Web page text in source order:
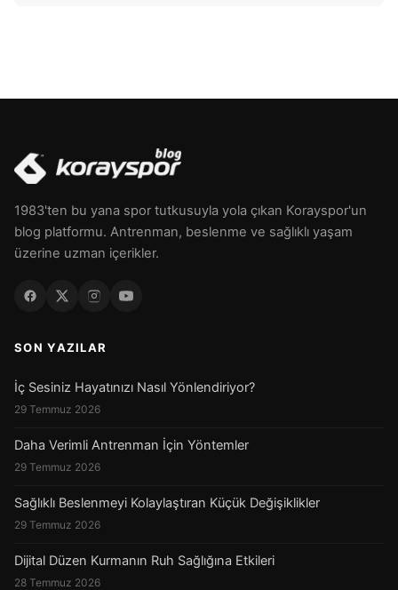
1983'ten bu yana spor tutkusuyla yola çıkan Korayspor'un
blog platformu. Antrenman, beslenme ve sağlıklı yaşam
üzerine uzman içerikler.
SON YAZILAR
İç Sesiniz Hayatınızı Nasıl Yönlendiriyor?
29 Temmuz 2026
Daha Verimli Antrenman İçin Yöntemler
29 Temmuz 2026
Sağlıklı Beslenmeyi Kolaylaştıran Küçük Değişiklikler
29 Temmuz 2026
Dijital Düzen Kurmanın Ruh Sağlığına Etkileri
28 Temmuz 2026